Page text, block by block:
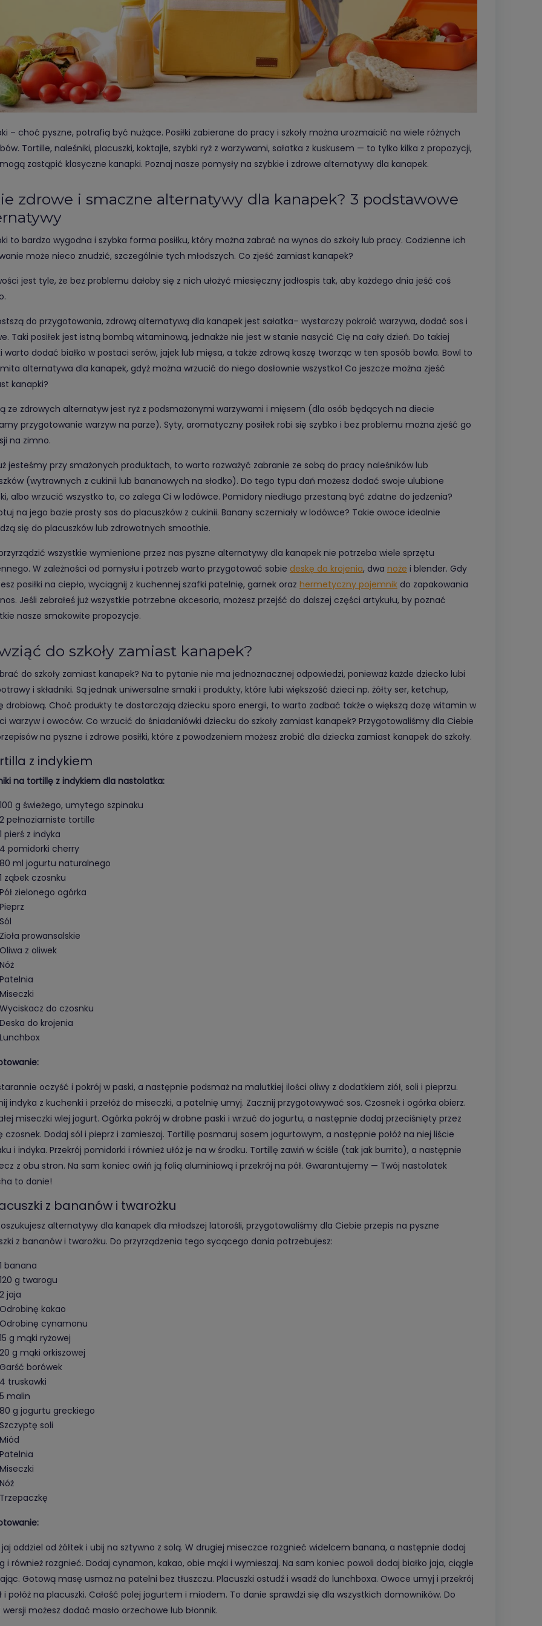
– choć pyszne, potrafią być nużące. Posiłki zabierane do pracy i szkoły można urozmaicić na wiele różnych
Tortille, naleśniki, placuszki, koktajle, szybki ryż z warzywami, sałatka z kuskusem — to tylko kilka z propozycji,
zastąpić klasyczne kanapki. Poznaj nasze pomysły na szybkie i zdrowe alternatywy dla kanapek.
zdrowe i smaczne alternatywy dla kanapek? 3 podstawowe
to bardzo wygodna i szybka forma posiłku, który można zabrać na wynos do szkoły lub pracy. Codzienne ich
może nieco znudzić, szczególnie tych młodszych. Co zjeść zamiast kanapek?
jest tyle, że bez problemu dałoby się z nich ułożyć miesięczny jadłospis tak, aby każdego dnia jeść coś
do przygotowania, zdrową alternatywą dla kanapek jest sałatka– wystarczy pokroić warzywa, dodać sos i
Taki posiłek jest istną bombą witaminową, jednakże nie jest w stanie nasycić Cię na cały dzień. Do takiej
warto dodać białko w postaci serów, jajek lub mięsa, a także zdrową kaszę tworząc w ten sposób bowla. Bowl to
alternatywa dla kanapek, gdyż można wrzucić do niego dosłownie wszystko! Co jeszcze można zjeść
kanapki?
ze zdrowych alternatyw jest ryż z podsmażonymi warzywami i mięsem (dla osób będących na diecie
przygotowanie warzyw na parze). Syty, aromatyczny posiłek robi się szybko i bez problemu można zjeść go
na zimno.
jesteśmy przy smażonych produktach, to warto rozważyć zabranie ze sobą do pracy naleśników lub
(wytrawnych z cukinii lub bananowych na słodko). Do tego typu dań możesz dodać swoje ulubione
albo wrzucić wszystko to, co zalega Ci w lodówce. Pomidory niedługo przestaną być zdatne do jedzenia?
na jego bazie prosty sos do placuszków z cukinii. Banany sczerniały w lodówce? Takie owoce idealnie
się do placuszków lub zdrowotnych smoothie.
wszystkie wymienione przez nas pyszne alternatywy dla kanapek nie potrzeba wiele sprzętu
W zależności od pomysłu i potrzeb warto przygotować sobie deskę do krojenia, dwa noże i blender. Gdy
posiłki na ciepło, wyciągnij z kuchennej szafki patelnię, garnek oraz hermetyczny pojemnik do zapakowania
Jeśli zebrałeś już wszystkie potrzebne akcesoria, możesz przejść do dalszej części artykułu, by poznać
nasze smakowite propozycje.
do szkoły zamiast kanapek?
do szkoły zamiast kanapek? Na to pytanie nie ma jednoznacznej odpowiedzi, ponieważ każde dziecko lubi
i składniki. Są jednak uniwersalne smaki i produkty, które lubi większość dzieci np. żółty ser, ketchup,
drobiową. Choć produkty te dostarczają dziecku sporo energii, to warto zadbać także o większą dozę witamin w
warzyw i owoców. Co wrzucić do śniadaniówki dziecku do szkoły zamiast kanapek? Przygotowaliśmy dla Ciebie
na pyszne i zdrowe posiłki, które z powodzeniem możesz zrobić dla dziecka zamiast kanapek do szkoły.
z indykiem
na tortillę z indykiem dla nastolatka:
100 g świeżego, umytego szpinaku
2 pełnoziarniste tortille
1 pierś z indyka
4 pomidorki cherry
80 ml jogurtu naturalnego
1 ząbek czosnku
Pół zielonego ogórka
Pieprz
Sól
Zioła prowansalskie
Oliwa z oliwek
Nóż
Patelnia
Miseczki
Wyciskacz do czosnku
Deska do krojenia
Lunchbox
oczyść i pokrój w paski, a następnie podsmaż na malutkiej ilości oliwy z dodatkiem ziół, soli i pieprzu.
indyka z kuchenki i przełóż do miseczki, a patelnię umyj. Zacznij przygotowywać sos. Czosnek i ogórka obierz.
miseczki wlej jogurt. Ogórka pokrój w drobne paski i wrzuć do jogurtu, a następnie dodaj przeciśnięty przez
czosnek. Dodaj sól i pieprz i zamieszaj. Tortillę posmaruj sosem jogurtowym, a następnie połóż na niej liście
i indyka. Przekrój pomidorki i również ułóż je na w środku. Tortillę zawiń w ściśle (tak jak burrito), a następnie
z obu stron. Na sam koniec owiń ją folią aluminiową i przekrój na pół. Gwarantujemy — Twój nastolatek
to danie!
z bananów i twarożku
alternatywy dla kanapek dla młodszej latorośli, przygotowaliśmy dla Ciebie przepis na pyszne
z bananów i twarożku. Do przyrządzenia tego sycącego dania potrzebujesz:
1 banana
120 g twarogu
2 jaja
Odrobinę kakao
Odrobinę cynamonu
15 g mąki ryżowej
20 g mąki orkiszowej
Garść borówek
4 truskawki
5 malin
80 g jogurtu greckiego
Szczyptę soli
Miód
Patelnia
Miseczki
Nóż
Trzepaczkę
jaj oddziel od żółtek i ubij na sztywno z solą. W drugiej miseczce rozgnieć widelcem banana, a następnie dodaj
i również rozgnieć. Dodaj cynamon, kakao, obie mąki i wymieszaj. Na sam koniec powoli dodaj białko jaja, ciągle
Gotową masę usmaż na patelni bez tłuszczu. Placuszki ostudź i wsadź do lunchboxa. Owoce umyj i przekrój
i połóż na placuszki. Całość polej jogurtem i miodem. To danie sprawdzi się dla wszystkich domowników. Do
wersji możesz dodać masło orzechowe lub błonnik.